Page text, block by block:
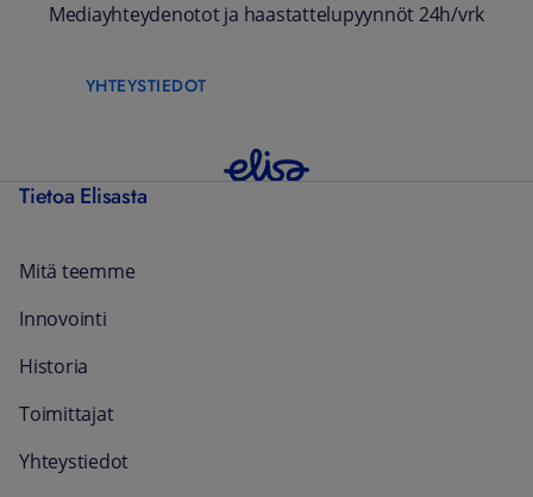
Mediayhteydenotot ja haastattelupyynnöt 24h/vrk
YHTEYSTIEDOT
Tietoa Elisasta
Mitä teemme
Innovointi
Historia
Toimittajat
Yhteystiedot